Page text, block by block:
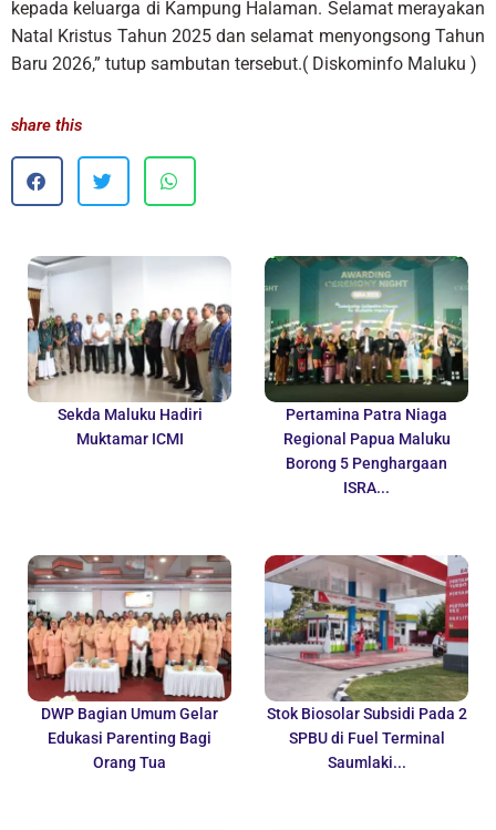
kepada keluarga di Kampung Halaman. Selamat merayakan
Natal Kristus Tahun 2025 dan selamat menyongsong Tahun
Baru 2026,” tutup sambutan tersebut.( Diskominfo Maluku )
share this
Sekda Maluku Hadiri
Muktamar ICMI
Pertamina Patra Niaga
Regional Papua Maluku
Borong 5 Penghargaan
ISRA...
DWP Bagian Umum Gelar
Edukasi Parenting Bagi
Orang Tua
Stok Biosolar Subsidi Pada 2
SPBU di Fuel Terminal
Saumlaki...